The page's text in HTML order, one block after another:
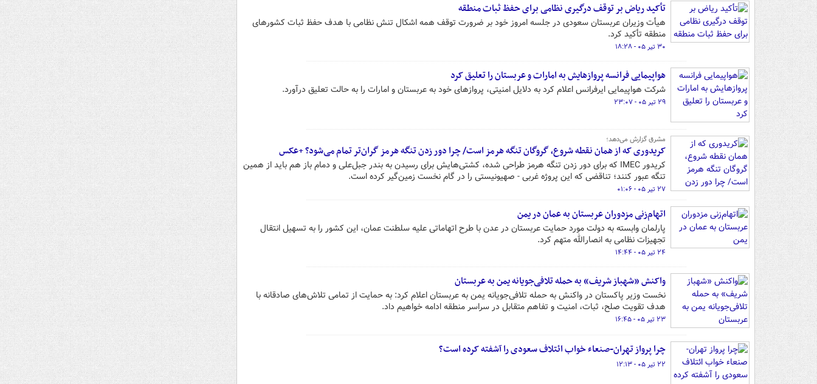
تأکید ریاض بر توقف درگیری نظامی برای حفظ ثبات منطقه
هیأت وزیران عربستان سعودی در جلسه امروز خود بر ضرورت توقف همه اشکال تنش نظامی با هدف حفظ ثبات کشورهای
منطقه تأکید کرد.
۳۰ تیر ۰۵ - ۱۸:۲۸
هواپیمایی فرانسه پروازهایش به امارات و عربستان را تعلیق کرد
شرکت هواپیمایی ایرفرانس اعلام کرد به دلایل امنیتی، پروازهای خود به عربستان و امارات را به حالت تعلیق درآورد.
۲۹ تیر ۰۵ - ۲۳:۰۷
مشرق گزارش می‌دهد؛
کریدوری که از همان نقطه شروع، گروگان تنگه هرمز است/ چرا دور زدن تنگه هرمز گران‌تر تمام می‌شود؟ +عکس
کریدور IMEC که برای دور زدن تنگه هرمز طراحی شده، کشتی‌هایش برای رسیدن به بندر جبل‌علی و دمام باز هم باید از همین
تنگه عبور کنند؛ تناقضی که این پروژه غربی - صهیونیستی را در گام نخست زمین‌گیر کرده است.
۲۷ تیر ۰۵ - ۰۱:۰۶
اتهام‌زنی مزدوران عربستان به عمان در یمن
پارلمان وابسته به دولت مورد حمایت عربستان در عدن با طرح اتهاماتی علیه سلطنت عمان، این کشور را به تسهیل انتقال
تجهیزات نظامی به انصارالله متهم کرد.
۲۴ تیر ۰۵ - ۱۴:۴۴
واکنش «شهباز شریف» به حمله تلافی‌جویانه یمن به عربستان
نخست وزیر پاکستان در واکنش به حمله تلافی‌جویانه یمن به عربستان اعلام کرد: به حمایت از تمامی تلاش‌های صادقانه با
هدف تقویت صلح، ثبات، امنیت و تفاهم متقابل در سراسر منطقه ادامه خواهیم داد.
۲۳ تیر ۰۵ - ۱۶:۴۵
چرا پرواز تهران-صنعاء خواب ائتلاف سعودی را آشفته کرده است؟
۲۲ تیر ۰۵ - ۱۲:۱۳